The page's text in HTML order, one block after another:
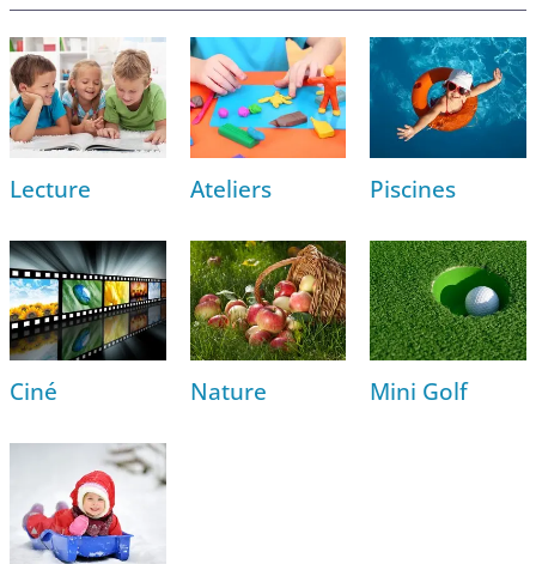
Lecture Ateliers Piscines
Ciné Nature Mini Golf